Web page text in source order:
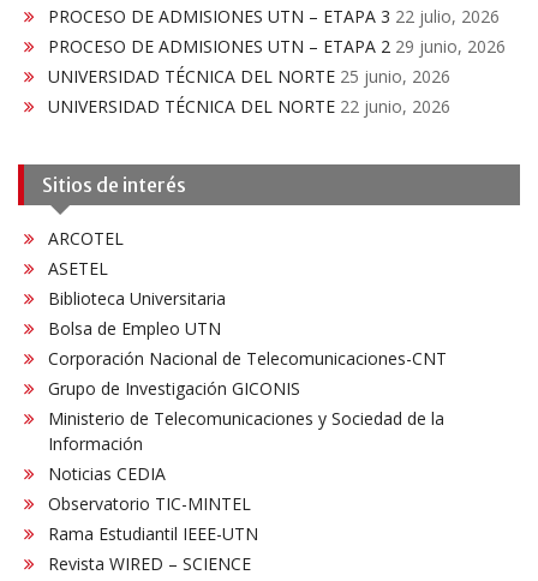
PROCESO DE ADMISIONES UTN – ETAPA 3 22 julio, 2026
PROCESO DE ADMISIONES UTN – ETAPA 2 29 junio, 2026
UNIVERSIDAD TÉCNICA DEL NORTE 25 junio, 2026
UNIVERSIDAD TÉCNICA DEL NORTE 22 junio, 2026
Sitios de interés
ARCOTEL
ASETEL
Biblioteca Universitaria
Bolsa de Empleo UTN
Corporación Nacional de Telecomunicaciones-CNT
Grupo de Investigación GICONIS
Ministerio de Telecomunicaciones y Sociedad de la
Información
Noticias CEDIA
Observatorio TIC-MINTEL
Rama Estudiantil IEEE-UTN
Revista WIRED – SCIENCE